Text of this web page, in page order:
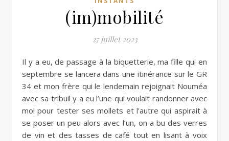
(im)mobilité
27 juillet 2023
Il y a eu, de passage à la biquetterie, ma fille qui en
septembre se lancera dans une itinérance sur le GR
34 et mon frère qui le lendemain rejoignait Nouméa
avec sa tribuil y a eu l’une qui voulait randonner avec
moi pour tester ses mollets et l’autre qui aspirait à
se poser un peu alors avec l’un, on a bu des verres
de vin et des tasses de café tout en lisant à voix